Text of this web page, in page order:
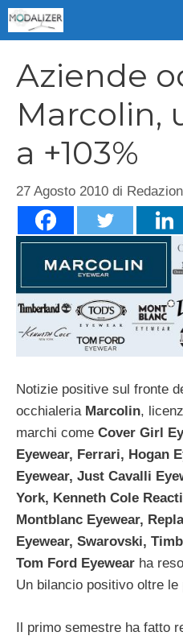
Vai
al
Aziende
Marcolin,
a +103%
27 Agosto 2010 di
Notizie positive sul fronte
occhialeria Marcolin,
marchi come Cover Girl
Eyewear, Ferrari, Hogan
Eyewear, Just Cavalli
York, Kenneth Cole
Montblanc Eyewear,
Eyewear, Swarovski,
Tom Ford Eyewear ha
Un bilancio positivo oltre
Il primo semestre ha fatto